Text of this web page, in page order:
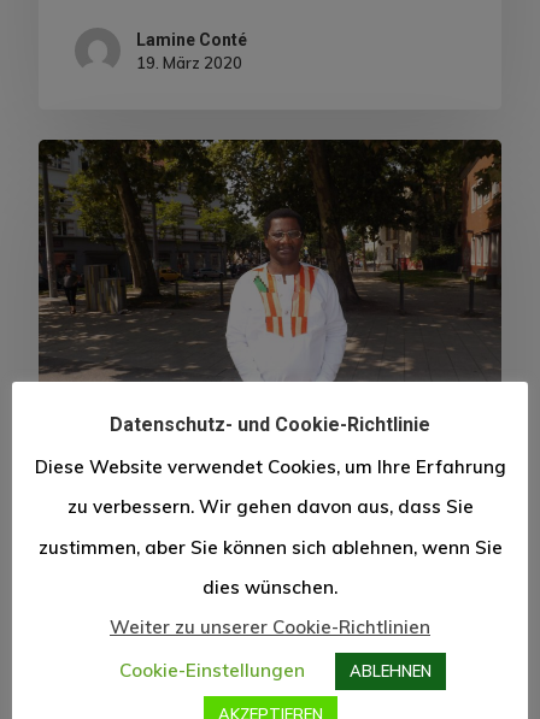
Lamine Conté
19. März 2020
Ein Integrationspolitisch
erfolgreiches Jahr 2020!
Sehr geehrte Damen und Herren, das Jahr
2019 endet mit…
Datenschutz- und Cookie-Richtlinie
Diese Website verwendet Cookies, um Ihre Erfahrung
zu verbessern. Wir gehen davon aus, dass Sie
zustimmen, aber Sie können sich ablehnen, wenn Sie
dies wünschen.
Weiter zu unserer Cookie-Richtlinien
Cookie-Einstellungen
ABLEHNEN
AKZEPTIEREN